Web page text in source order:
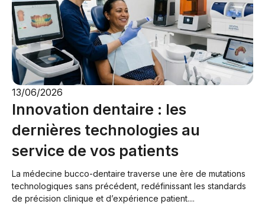
13/06/2026
Innovation dentaire : les
dernières technologies au
service de vos patients
La médecine bucco-dentaire traverse une ère de mutations
technologiques sans précédent, redéfinissant les standards
de précision clinique et d’expérience patient....